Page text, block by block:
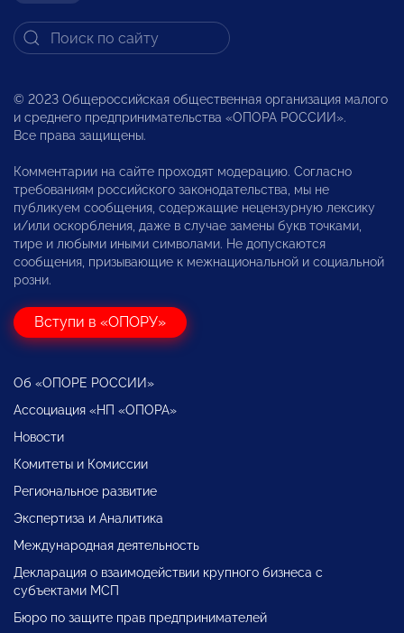
© 2023 Общероссийская общественная организация малого
и среднего предпринимательства «ОПОРА РОССИИ».
Все права защищены.
Комментарии на сайте проходят модерацию. Согласно
требованиям российского законодательства, мы не
публикуем сообщения, содержащие нецензурную лексику
и/или оскорбления, даже в случае замены букв точками,
тире и любыми иными символами. Не допускаются
сообщения, призывающие к межнациональной и социальной
розни.
Вступи в «ОПОРУ»
Об «ОПОРЕ РОССИИ»
Ассоциация «НП «ОПОРА»
Новости
Комитеты и Комиссии
Региональное развитие
Экспертиза и Аналитика
Международная деятельность
Декларация о взаимодействии крупного бизнеса с
субъектами МСП
Бюро по защите прав предпринимателей